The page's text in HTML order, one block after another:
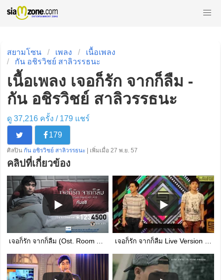
สยามโซน เพลง
เนื้อเพลง
กัน อชิรวิชย์ สาลิวรรธนะ
เนื้อเพลง เจอก็รัก จากก็ลืม -
กัน อชิรวิชย์ สาลิวรรธนะ
ดู 37,216 ครั้ง / 179แชร์
179
ศิลปิน กัน อชิรวิชย์ สาลิวรรธนะ | เพิ่มเมื่อ 27 พ.ย. 57
คลิปที่เกี่ยวข้อง
เจอก็รัก จากก็ลืม (Ost. Room Alone 401-410) - กันอชิ 【OFFICIAL MV】 เจอก็รัก จากก็ลืม Live Version เอิง - แกงค์